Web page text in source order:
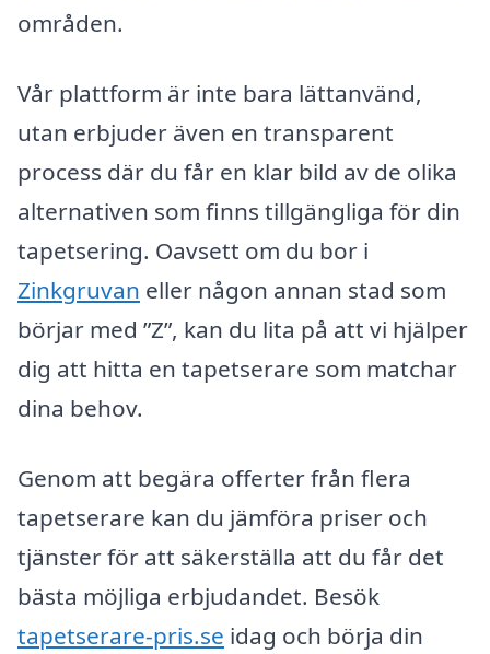
områden.
Vår plattform är inte bara lättanvänd,
utan erbjuder även en transparent
process där du får en klar bild av de olika
alternativen som finns tillgängliga för din
tapetsering. Oavsett om du bor i
Zinkgruvan eller någon annan stad som
börjar med ”Z”, kan du lita på att vi hjälper
dig att hitta en tapetserare som matchar
dina behov.
Genom att begära offerter från flera
tapetserare kan du jämföra priser och
tjänster för att säkerställa att du får det
bästa möjliga erbjudandet. Besök
tapetserare-pris.se idag och börja din